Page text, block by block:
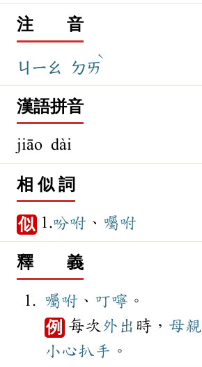
注 音
ㄐㄧㄠ ㄉㄞ
ˋ
漢語拼音
jiāo dài
相 似 詞
似 1.吩咐 、 囑咐
釋 義
囑咐 、 叮嚀 。
例 每次 外出 時， 母親
小心扒手 。